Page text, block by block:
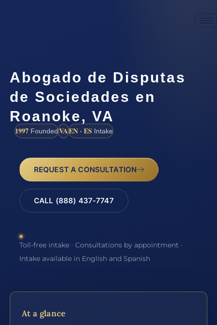
Abogado de Disputas
de Sociedades en
Roanoke, VA
1997 FoundedVAEN · ES Intake
REQUEST A CONSULTATION
CALL (888) 437-7747
Toll-free intake · Consultations by appointment ·
Intake available in English and Spanish
At a glance